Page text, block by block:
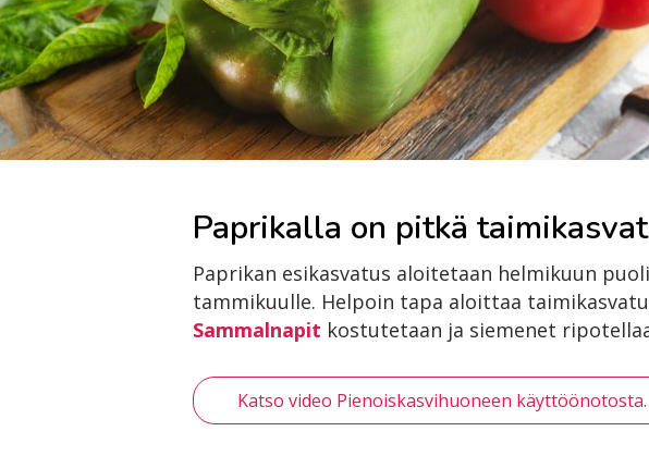
Paprikalla on pitkä
Paprikan esikasvatus aloitetaan helmikuun
tammikuulle. Helpoin tapa aloittaa
Sammalnapit kostutetaan ja siemenet
Katso video Pienoiskasvihuoneen käyttöönotosta.